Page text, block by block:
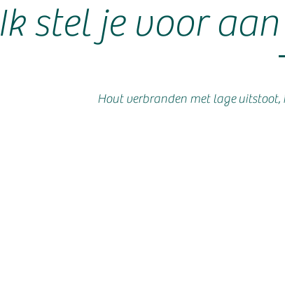
Ik stel je voor
Hout verbranden met lageuitstoot,